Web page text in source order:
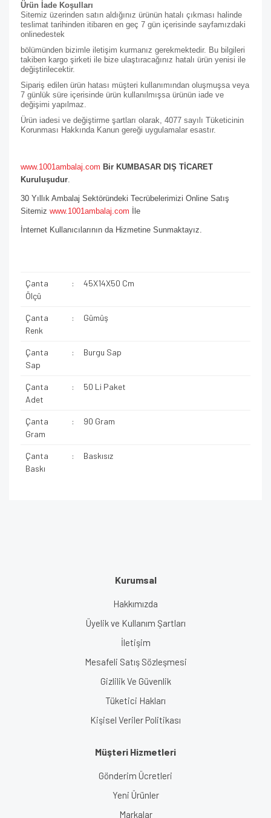
Ürün İade Koşulları
Sitemiz üzerinden satın aldığınız ürünün hatalı çıkması halinde
teslimat tarihinden itibaren en geç 7 gün içerisinde sayfamızdaki
onlinedestek
bölümünden bizimle iletişim kurmanız gerekmektedir. Bu bilgileri
takiben kargo şirketi ile bize ulaştıracağınız hatalı ürün yenisi ile
değiştirilecektir.
Sipariş edilen ürün hatası müşteri kullanımından oluşmuşsa veya
7 günlük süre içerisinde ürün kullanılmışsa ürünün iade ve
değişimi yapılmaz.
Ürün iadesi ve değiştirme şartları olarak, 4077 sayılı Tüketicinin
Korunması Hakkında Kanun gereği uygulamalar esastır.
www.1001ambalaj.com Bir KUMBASAR DIŞ TİCARET
Kuruluşudur.
30 Yıllık Ambalaj Sektöründeki Tecrübelerimizi Online Satış
Sitemiz www.1001ambalaj.com İle
İnternet Kullanıcılarının da Hizmetine Sunmaktayız.
Çanta
Ölçü
: 45X14X50 Cm
Çanta
Renk
: Gümüş
Çanta
Sap
: Burgu Sap
Çanta
Adet
: 50 Li Paket
Çanta
Gram
: 90 Gram
Çanta
Baskı
: Baskısız
Kurumsal
Hakkımızda
Üyelik ve Kullanım Şartları
İletişim
Mesafeli Satış Sözleşmesi
Gizlilik Ve Güvenlik
Tüketici Hakları
Kişisel Veriler Politikası
Müşteri Hizmetleri
Gönderim Ücretleri
Yeni Ürünler
Markalar